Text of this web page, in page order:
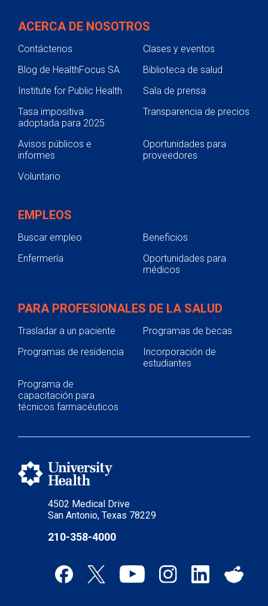
4502 Medical Drive
San Antonio, Texas 78229
210-358-4000
ACERCA DE NOSOTROS
Contáctenos
Clases y eventos
Blog de HealthFocus SA
Biblioteca de salud
Institute for Public Health
Sala de prensa
Tasa impositiva
adoptada para 2025
Transparencia de precios
Avisos públicos e
informes
Oportunidades para
proveedores
Voluntario
EMPLEOS
Buscar empleo
Beneficios
Enfermería
Oportunidades para
médicos
PARA PROFESIONALES DE LA SALUD
Trasladar a un paciente
Programas de becas
Programas de residencia
Incorporación de
estudiantes
Programa de
capacitación para
técnicos farmacéuticos